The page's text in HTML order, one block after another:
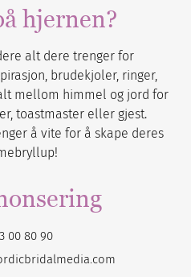
hjernen?
alt dere trenger for
brudekjoler, ringer,
mellom himmel og jord for
toastmaster eller gjest.
å vite for å skape deres
00 80 90